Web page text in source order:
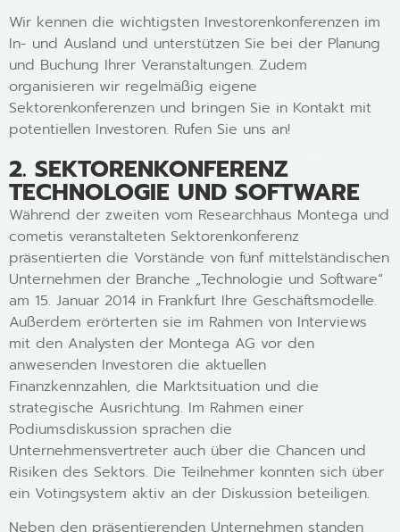
Wir kennen die wichtigsten Investorenkonferenzen im
In- und Ausland und unterstützen Sie bei der Planung
und Buchung Ihrer Veranstaltungen. Zudem
organisieren wir regelmäßig eigene
Sektorenkonferenzen und bringen Sie in Kontakt mit
potentiellen Investoren. Rufen Sie uns an!
2. SEKTORENKONFERENZ
TECHNOLOGIE UND SOFTWARE
Während der zweiten vom Researchhaus Montega und
cometis veranstalteten Sektorenkonferenz
präsentierten die Vorstände von fünf mittelständischen
Unternehmen der Branche „Technologie und Software“
am 15. Januar 2014 in Frankfurt Ihre Geschäftsmodelle.
Außerdem erörterten sie im Rahmen von Interviews
mit den Analysten der Montega AG vor den
anwesenden Investoren die aktuellen
Finanzkennzahlen, die Marktsituation und die
strategische Ausrichtung. Im Rahmen einer
Podiumsdiskussion sprachen die
Unternehmensvertreter auch über die Chancen und
Risiken des Sektors. Die Teilnehmer konnten sich über
ein Votingsystem aktiv an der Diskussion beteiligen.
Neben den präsentierenden Unternehmen standen